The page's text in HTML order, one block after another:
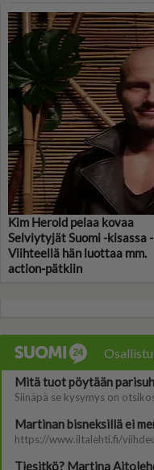
Kim Herold pelaa kovaa
Selviytyjät Suomi -kisassa -
Viihteellä hän luottaa mm.
action-pätkiin